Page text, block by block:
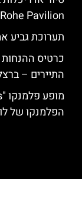
Rohe Pavilion
תערוכת גביע
התיירים –
הפלמנקו של